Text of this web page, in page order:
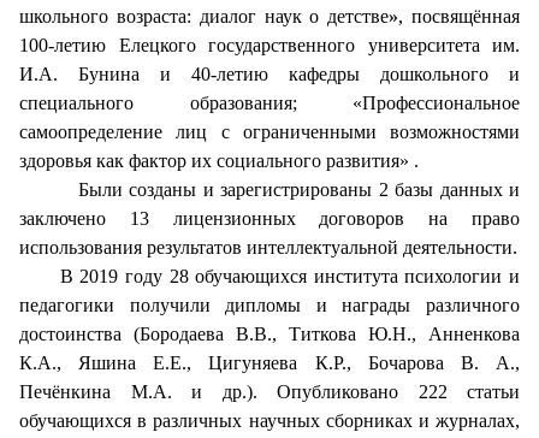
школьного возраста: диалог наук о детстве», посвящённая
100-летию Елецкого государственного университета им.
И.А. Бунина и 40-летию кафедры дошкольного и
специального образования; «Профессиональное
самоопределение лиц с ограниченными возможностями
здоровья как фактор их социального развития» .
Были созданы и зарегистрированы 2 базы данных и
заключено 13 лицензионных договоров на право
использования результатов интеллектуальной деятельности.
В 2019 году 28 обучающихся института психологии и
педагогики получили дипломы и награды различного
достоинства (Бородаева В.В., Титкова Ю.Н., Анненкова
К.А., Яшина Е.Е., Цигуняева К.Р., Бочарова В. А.,
Печёнкина М.А. и др.). Опубликовано 222 статьи
обучающихся в различных научных сборниках и журналах,